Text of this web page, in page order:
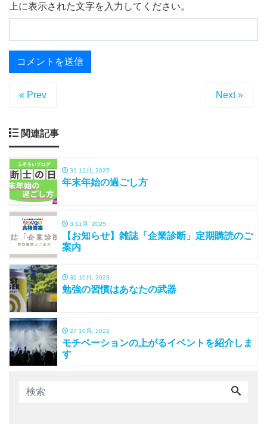
上に表示された文字を入力してください。
« Prev Next »
関連記事
31 12月, 2025
年末年始の過ごし方
3 11月, 2025
【お知らせ】雑誌「企業診断」定期購読のご
案内
31 10月, 2023
勉強の習慣はあなたの武器
27 10月, 2022
モチベーションの上がるイベントを紹介しま
す